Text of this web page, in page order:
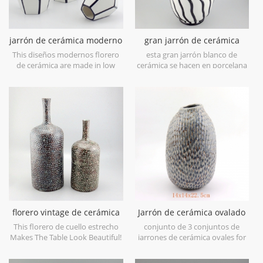
jarrón de cerámica moderno
diseños blanco y negro
This diseños modernos florero
de cerámica are made in low
decorative objects. Can be sold
individually.
gran jarrón de cerámica
blanca con líneas de pintura
de mano negra
esta gran jarrón blanco de
cerámica se hacen en porcelana
puede vender individualmente
florero vintage de cerámica
de cuello estrecho
This florero de cuello estrecho
Makes The Table Look Beautiful!
Jarrón de cerámica ovalado
grande azul antiguo
conjunto de 3 conjuntos de
jarrones de cerámica ovales for